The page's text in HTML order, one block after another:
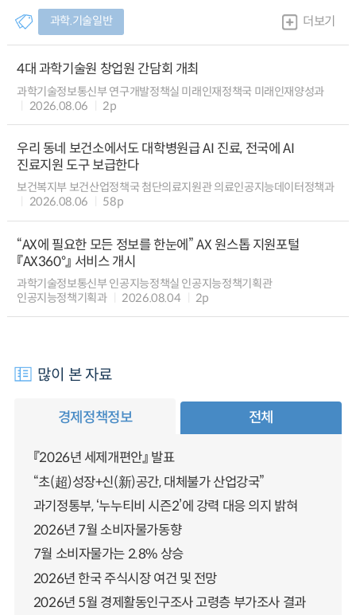
과학.기술일반 더보기
4대 과학기술원 창업원 간담회 개최
과학기술정보통신부 연구개발정책실 미래인재정책국 미래인재양성과
2026.08.06
2p
우리 동네 보건소에서도 대학병원급 AI 진료, 전국에 AI
진료지원 도구 보급한다
보건복지부 보건산업정책국 첨단의료지원관 의료인공지능데이터정책과
2026.08.06
58p
“AX에 필요한 모든 정보를 한눈에” AX 원스톱 지원포털
『AX360°』 서비스 개시
과학기술정보통신부 인공지능정책실 인공지능정책기획관
인공지능정책기획과
2026.08.04 2p
많이 본 자료
경제정책정보 전체
『2026년 세제개편안』 발표
“초(超)성장+신(新)공간, 대체불가 산업강국”
과기정통부, ‘누누티비 시즌2’에 강력 대응 의지 밝혀
2026년 7월 소비자물가동향
7월 소비자물가는 2.8% 상승
2026년 한국 주식시장 여건 및 전망
2026년 5월 경제활동인구조사 고령층 부가조사 결과